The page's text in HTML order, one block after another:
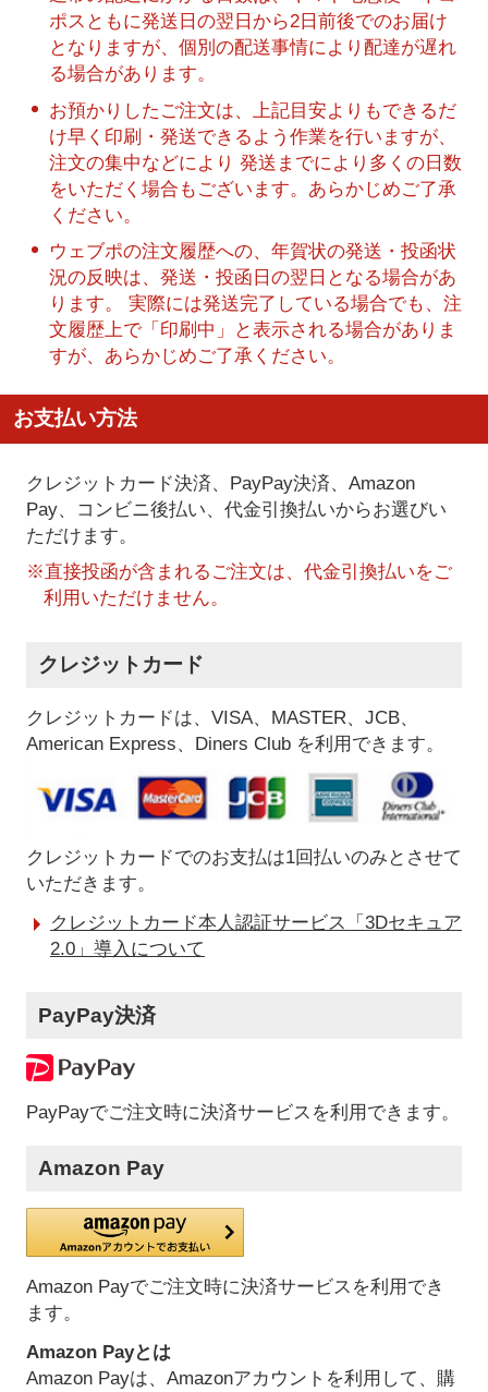
ポスともに発送日の翌日から2日前後でのお届け
となりますが、個別の配送事情により配達が遅れ
る場合があります。
お預かりしたご注文は、上記目安よりもできるだ
け早く印刷・発送できるよう作業を行いますが、
注文の集中などにより 発送までにより多くの日数
をいただく場合もございます。あらかじめご了承
ください。
ウェブポの注文履歴への、年賀状の発送・投函状
況の反映は、発送・投函日の翌日となる場合があ
ります。 実際には発送完了している場合でも、注
文履歴上で「印刷中」と表示される場合がありま
すが、あらかじめご了承ください。
お支払い方法
クレジットカード決済、PayPay決済、Amazon
Pay、コンビニ後払い、代金引換払いからお選びい
ただけます。
※直接投函が含まれるご注文は、代金引換払いをご
利用いただけません。
クレジットカード
クレジットカードは、VISA、MASTER、JCB、
American Express、Diners Club を利用できます。
クレジットカードでのお支払は1回払いのみとさせて
いただきます。
クレジットカード本人認証サービス「3Dセキュア
2.0」導入について
PayPay決済
PayPayでご注文時に決済サービスを利用できます。
Amazon Pay
Amazon Payでご注文時に決済サービスを利用でき
ます。
Amazon Payとは
Amazon Payは、Amazonアカウントを利用して、購